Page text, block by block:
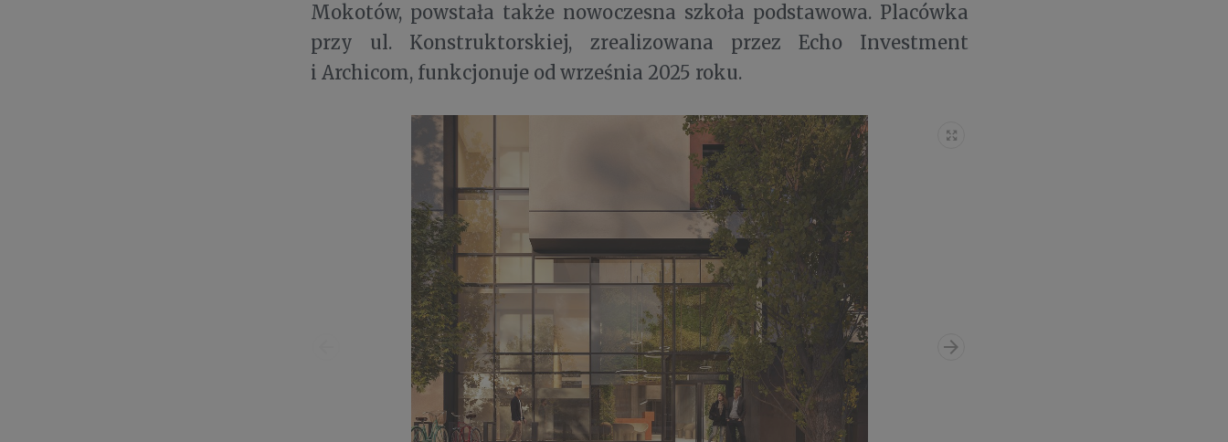
Mokotów, powstała także nowoczesna szkoła podstawowa. Placówka
przy ul. Konstruktorskiej, zrealizowana przez Echo Investment
i Archicom, funkcjonuje od września 2025 roku.